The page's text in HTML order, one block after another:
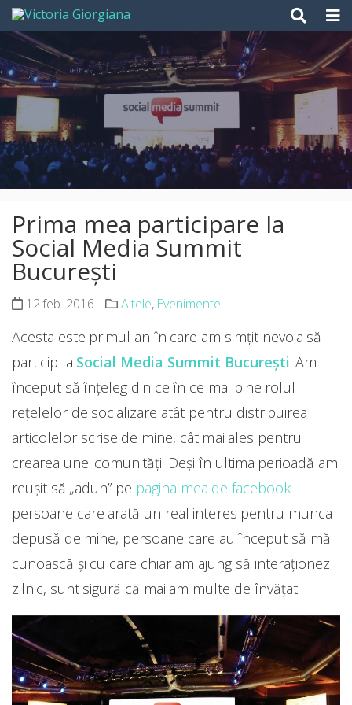
Skip
content
Prima mea participare la
Social Media Summit
București
12 feb. 2016 Altele, Evenimente
Acesta este primul an în care am simțit nevoia să
particip la Social Media Summit București. Am
început să înțeleg din ce în ce mai bine rolul
rețelelor de socializare atât pentru distribuirea
articolelor scrise de mine, cât mai ales pentru
crearea unei comunități. Deși în ultima perioadă am
reușit să „adun” pe pagina mea de facebook
persoane care arată un real interes pentru munca
depusă de mine, persoane care au început să mă
cunoască și cu care chiar am ajung să interaționez
zilnic, sunt sigură că mai am multe de învățat.